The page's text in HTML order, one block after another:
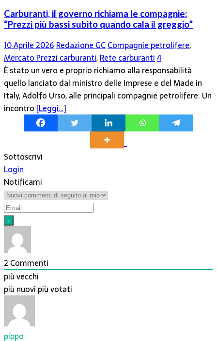
Carburanti, il governo richiama le compagnie:
“Prezzi più bassi subito quando cala il greggio”
10 Aprile 2026 Redazione GCCompagnie petrolifere,
Mercato Prezzi carburanti,Rete carburanti4
È stato un vero e proprio richiamo alla responsabilità
quello lanciato dal ministro delle Imprese e del Made in
Italy, Adolfo Urso, alle principali compagnie petrolifere. Un
incontro [Leggi…]
Sottoscrivi
Login
Notificami
2 Commenti
più vecchi
più nuovi più votati
pippo